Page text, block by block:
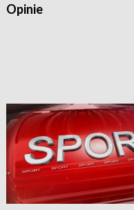
Opinie